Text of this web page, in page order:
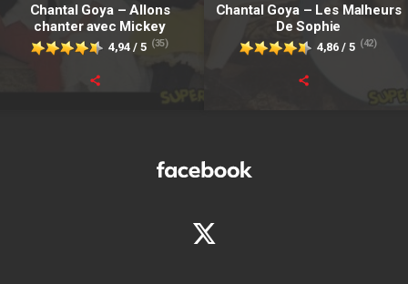
Chantal Goya – Allons
chanter avec Mickey
4,94 / 5 (35)
Chantal Goya – Les Malheurs
De Sophie
4,86 / 5 (42)